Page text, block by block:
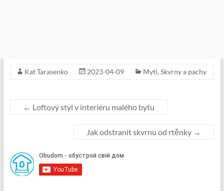
Kat Tarasenko 2023-04-09 Mytí, Skvrny a pachy
← Loftový styl v interiéru malého bytu
Jak odstranit skvrnu od rtěnky →